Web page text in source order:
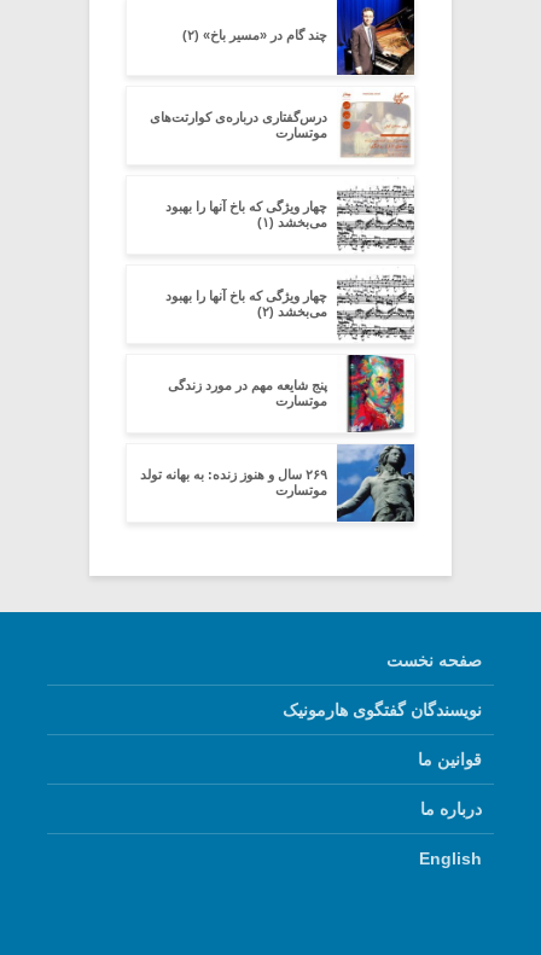
چند گام در «مسیر باخ» (۲)
درس‌گفتاری درباره‌ی کوارتت‌های
موتسارت
چهار ویژگی که باخ آنها را بهبود
می‌بخشد (۱)
چهار ویژگی که باخ آنها را بهبود
می‌بخشد (۲)
پنج شایعه مهم در مورد زندگی
موتسارت
۲۶۹ سال و هنوز زنده: به بهانه‌‌ تولد
موتسارت
صفحه نخست
نویسندگان گفتگوی هارمونیک
قوانین ما
درباره ما
English